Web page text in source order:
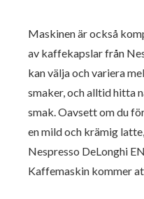
Maskinen är också
av kaffekapslar från
kan välja och variera
smaker, och alltid hitta
smak. Oavsett om du
en mild och krämig
Nespresso DeLonghi
Kaffemaskin kommer